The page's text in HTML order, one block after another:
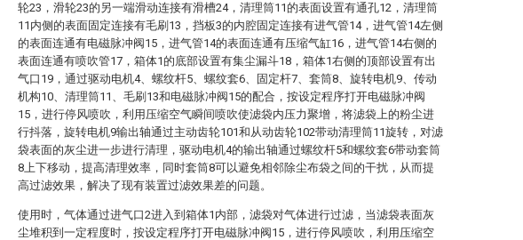
轮23，滑轮23的另一端滑动连接有滑槽24，清理筒11的表面设置有通孔12，清理筒
11内侧的表面固定连接有毛刷13，挡板3的内腔固定连接有进气管14，进气管14左侧
的表面连通有电磁脉冲阀15，进气管14的表面连通有压缩气缸16，进气管14右侧的
表面连通有喷吹管17，箱体1的底部设置有集尘漏斗18，箱体1右侧的顶部设置有出
气口19，通过驱动电机4、螺纹杆5、螺纹套6、固定杆7、套筒8、旋转电机9、传动
机构10、清理筒11、毛刷13和电磁脉冲阀15的配合，按设定程序打开电磁脉冲阀
15，进行停风喷吹，利用压缩空气瞬间喷吹使滤袋内压力聚增，将滤袋上的粉尘进
行抖落，旋转电机9输出轴通过主动齿轮101和从动齿轮102带动清理筒11旋转，对滤
袋表面的灰尘进一步进行清理，驱动电机4的输出轴通过螺纹杆5和螺纹套6带动套筒
8上下移动，提高清理效率，同时套筒8可以避免相邻除尘布袋之间的干扰，从而提
高过滤效果，解决了现有装置过滤效果差的问题。
使用时，气体通过进气口2进入到箱体1内部，滤袋对气体进行过滤，当滤袋表面灰
尘堆积到一定程度时，按设定程序打开电磁脉冲阀15，进行停风喷吹，利用压缩空